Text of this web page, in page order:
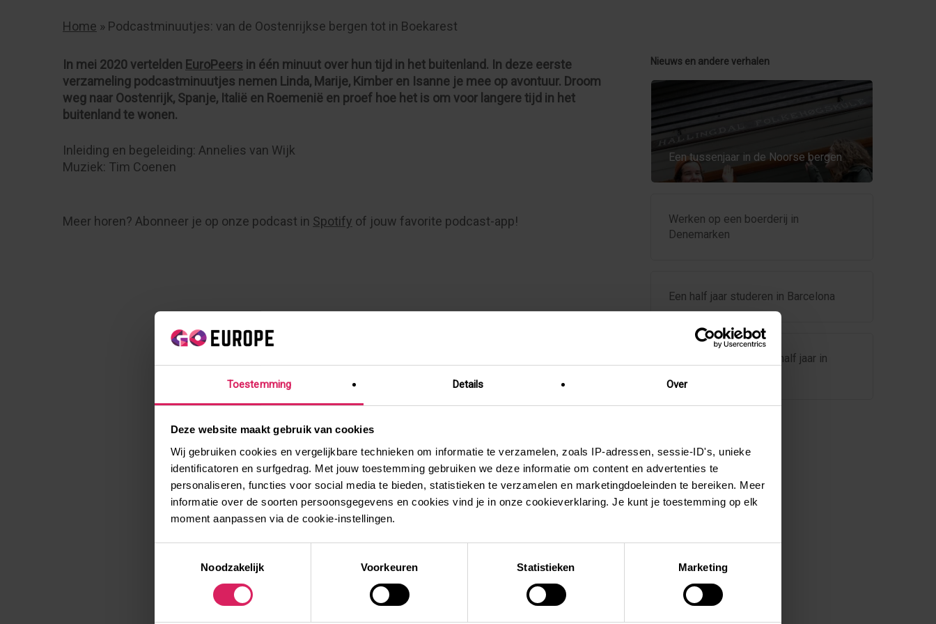
Toestemming Details Over
Deze website maakt gebruik van cookies
Wij gebruiken cookies en vergelijkbare technieken om informatie te verzamelen, zoals IP-adressen, sessie-ID's, unieke
identificatoren en surfgedrag. Met jouw toestemming gebruiken we deze informatie om content en advertenties te
personaliseren, functies voor social media te bieden, statistieken te verzamelen en marketingdoeleinden te bereiken. Meer
informatie over de soorten persoonsgegevens en cookies vind je in onze cookieverklaring. Je kunt je toestemming op elk
moment aanpassen via de cookie-instellingen.
Noodzakelijk Voorkeuren Statistieken Marketing
Druk
Enter
om
te
zoeken
op
ESC
sluiten
Home » Podcastminuutjes: van de Oostenrijkse bergen tot in Boekarest
In mei 2020 vertelden EuroPeers in één minuut over hun tijd in het buitenland. In deze eerste
verzameling podcastminuutjes nemen Linda, Marije, Kimber en Isanne je mee op avontuur. Droom
weg naar Oostenrijk, Spanje, Italië en Roemenië en proef hoe het is om voor langere tijd in het
buitenland te wonen.
Inleiding en begeleiding: Annelies van Wijk
Muziek: Tim Coenen
Meer horen? Abonneer je op onze podcast in Spotify of jouw favorite podcast-app!
Nieuws en andere verhalen
Een tussenjaar in de Noorse bergen
Werken op een boerderij in
Denemarken
Een half jaar studeren in Barcelona
Femke studeerde een half jaar in
Verhalen per categorie
Vrijwilligerswerk
Studie en stage
(Vakantie)werk
Taalcursus